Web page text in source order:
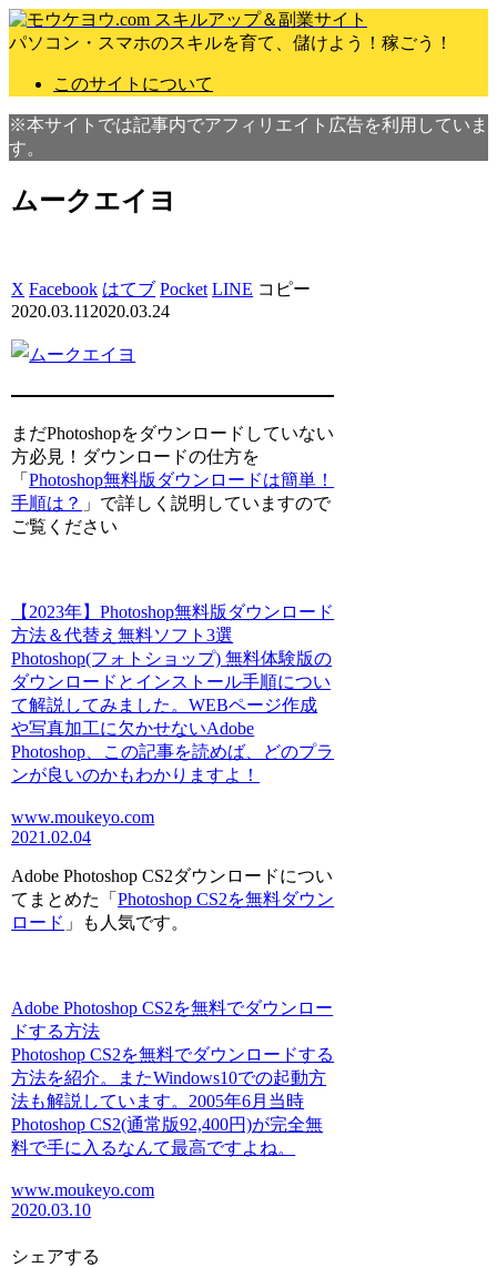
パソコン・スマホのスキルを育て、儲けよう！稼ごう！
このサイトについて
※本サイトでは記事内でアフィリエイト広告を利用していま
す。
ムークエイヨ
X Facebook はてブ Pocket LINE コピー
2020.03.11 2020.03.24
まだPhotoshopをダウンロードしていない
方必見！ダウンロードの仕方を
「Photoshop無料版ダウンロードは簡単！
手順は？ 」で詳しく説明していますので
ご覧ください
【2023年】Photoshop無料版ダウンロード
方法＆代替え無料ソフト3選
Photoshop(フォトショップ) 無料体験版の
ダウンロードとインストール手順につい
て解説してみました。WEBページ作成
や写真加工に欠かせないAdobe
Photoshop、この記事を読めば、どのプラ
ンが良いのかもわかりますよ！
www.moukeyo.com
2021.02.04
Adobe Photoshop CS2ダウンロードについ
てまとめた「Photoshop CS2を無料ダウン
ロード 」も人気です。
Adobe Photoshop CS2を無料でダウンロー
ドする方法
Photoshop CS2を無料でダウンロードする
方法を紹介。またWindows10での起動方
法も解説しています。2005年6月当時
Photoshop CS2(通常版92,400円)が完全無
料で手に入るなんて最高ですよね。
www.moukeyo.com
2020.03.10
シェアする